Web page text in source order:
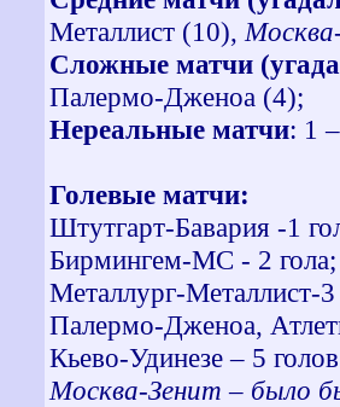
Металлист (10),
Сложные матчи
Палермо-Дженоа (4);
Нереальные матчи: 1
Голевые матчи:
Штутгарт-Бавария -1
Бирмингем-МС - 2 гола;
Металлург-Металлист-3
Палермо-Дженоа,
Кьево-Удинезе – 5
Москва-Зенит – было